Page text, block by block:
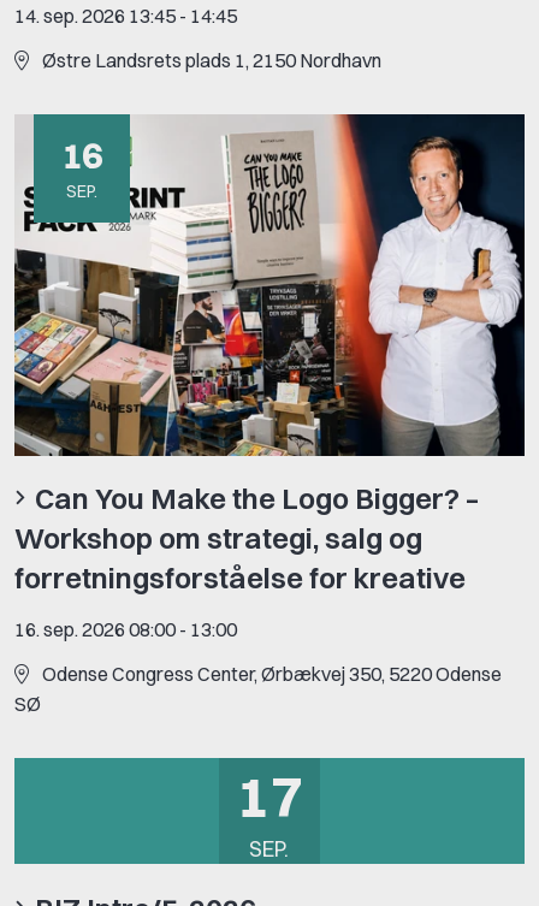
14. sep. 2026 13:45 - 14:45
Østre Landsrets plads 1, 2150 Nordhavn
16
SEP.
Can You Make the Logo Bigger? –
Workshop om strategi, salg og
forretningsforståelse for kreative
16. sep. 2026 08:00 - 13:00
Odense Congress Center, Ørbækvej 350, 5220 Odense
SØ
17
SEP.